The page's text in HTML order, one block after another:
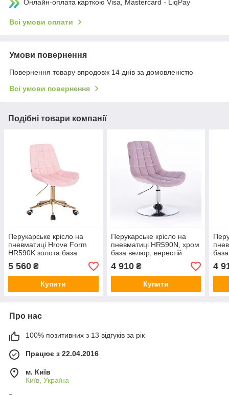
Онлайн-оплата карткою Visa, Mastercard - LiqPay
Всі умови оплати
Умови повернення
Повернення товару впродовж 14 днів за домовленістю
Всі умови повернення
Подібні товари компанії
Перукарське крісло на
пневматиці Hrove Form
HR590K золота база
велюр рожевий
5 560 ₴
Купити
Перукарське крісло на
пневматиці HR590N, хром
база велюр, верестій
4 910₴
Купити
4
Про нас
100% позитивних з 13 відгуків за рік
Працює з 22.04.2016
м. Київ
Київ, Україна